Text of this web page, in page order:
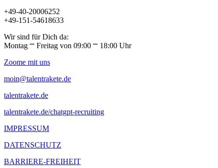
+49-40-20006252
+49-151-54618633
Wir sind für Dich da:
Montag ⎻ Freitag von 09:00 ⎻ 18:00 Uhr
Zoome mit uns
moin@talentrakete.de
talentrakete.de
talentrakete.de/chatgpt-recruiting
IMPRESSUM
DATENSCHUTZ
BARRIERE-FREIHEIT